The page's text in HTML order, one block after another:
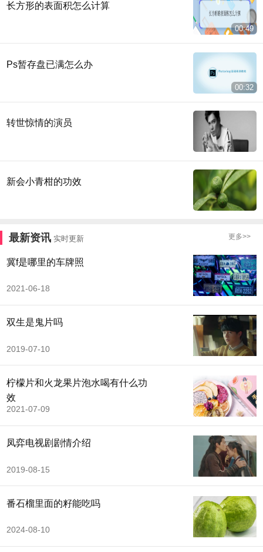
长方形的表面积怎么计算
00:49
Ps暂存盘已满怎么办
00:32
转世惊情的演员
新会小青柑的功效
最新资讯 实时更新 更多>>
冀f是哪里的车牌照
2021-06-18
双生是鬼片吗
2019-07-10
柠檬片和火龙果片泡水喝有什么功
效
2021-07-09
凤弈电视剧剧情介绍
2019-08-15
番石榴里面的籽能吃吗
2024-08-10